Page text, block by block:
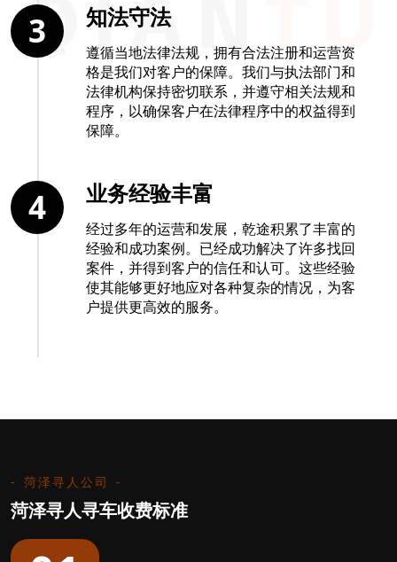
知法守法
遵循当地法律法规，拥有合法注册和运营资
格是我们对客户的保障。我们与执法部门和
法律机构保持密切联系，并遵守相关法规和
程序，以确保客户在法律程序中的权益得到
保障。
3
业务经验丰富
经过多年的运营和发展，乾途积累了丰富的
经验和成功案例。已经成功解决了许多找回
案件，并得到客户的信任和认可。这些经验
使其能够更好地应对各种复杂的情况，为客
户提供更高效的服务。
4
菏泽寻人公司
菏泽寻人寻车收费标准